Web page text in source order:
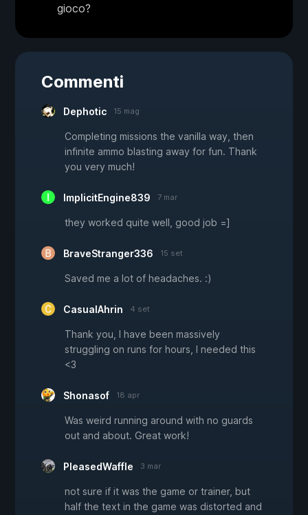
gioco?
Commenti
Dephotic 15 mag
Completing missions the vanilla way, then
infinite ammo blasting away for fun. Thank
you very much!
ImplicitEngine839 7 mar
they worked quite well, good job =]
BraveStranger336 15 set
Saved me a lot of headaches. :)
CasualAhrin 4 set
Thank you, I have been massively
struggling on runs for hours, I needed this
<3
Shonasof 18 apr
Was weird running around with no guards
out and about. Great work!
PleasedWaffle 3 mar
not sure if it was the game or trainer, but
half the text in the game was distorted and